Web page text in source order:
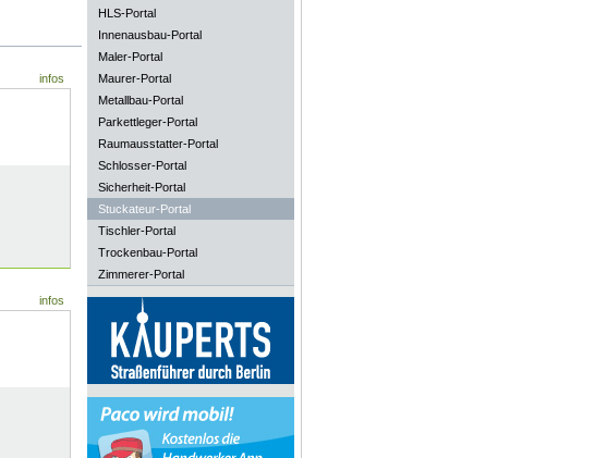
infos
infos
HLS-Portal
Innenausbau-Portal
Maler-Portal
Maurer-Portal
Metallbau-Portal
Parkettleger-Portal
Raumausstatter-Portal
Schlosser-Portal
Sicherheit-Portal
Stuckateur-Portal
Tischler-Portal
Trockenbau-Portal
Zimmerer-Portal